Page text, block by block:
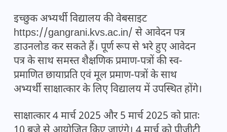
इच्छुक अभ्यर्थी विद्यालय की वेबसाइट
https://gangrani.kvs.ac.in/ से आवेदन पत्र
डाउनलोड कर सकते हैं। पूर्ण रूप से भरे हुए आवेदन
पत्र के साथ समस्त शैक्षणिक प्रमाण-पत्रों की स्व-
प्रमाणित छायाप्रति एवं मूल प्रमाण-पत्रों के साथ
अभ्यर्थी साक्षात्कार के लिए विद्यालय में उपस्थित होंगे।
साक्षात्कार 4 मार्च 2025 और 5 मार्च 2025 को प्रातः